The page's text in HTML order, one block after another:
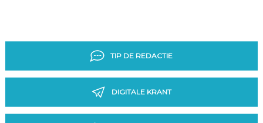
TIP DE REDACTIE
DIGITALE KRANT